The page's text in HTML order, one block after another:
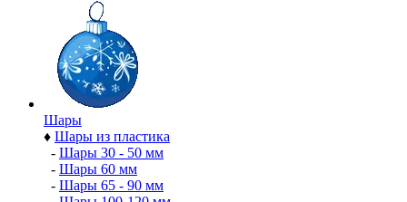
Шары
♦ Шары из пластика
- Шары 30 - 50 мм
- Шары 60 мм
- Шары 65 - 90 мм